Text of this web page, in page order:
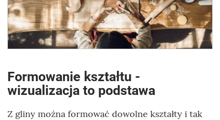
Formowanie kształtu -
wizualizacja to podstawa
Z gliny można formować dowolne kształty i tak